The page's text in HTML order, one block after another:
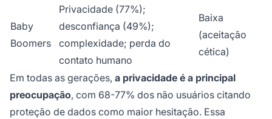
Baby
Boomers
Privacidade (77%);
desconfiança (49%);
complexidade; perda do
contato humano
Baixa
(aceitação
cética)
Em todas as gerações, a privacidade é a principal
preocupação, com 68-77% dos não usuários citando
proteção de dados como maior hesitação. Essa